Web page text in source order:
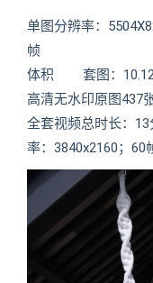
单图分辨率：
帧
体积 套图：
高清无水印原图437
全套视频总时长：
率：3840x2160；60